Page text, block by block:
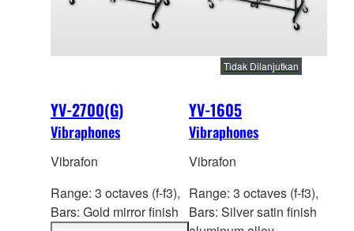
YV-2700(G)
Vibraphones
Vibrafon
Range: 3 octaves (f-f3),
Bars: Gold mirror finish
YV-1605
Vibraphones
Tidak Dilanjutkan
Vibrafon
Range: 3 octaves (f-f3),
Bars: Silver satin finish